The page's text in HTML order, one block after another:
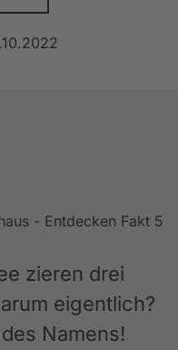
zieren drei
eigentlich?
Namens!